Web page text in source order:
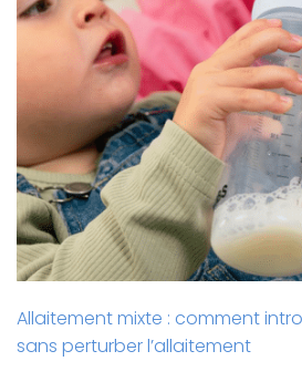
Allaitement mixte : comment
sans perturber l’allaitement